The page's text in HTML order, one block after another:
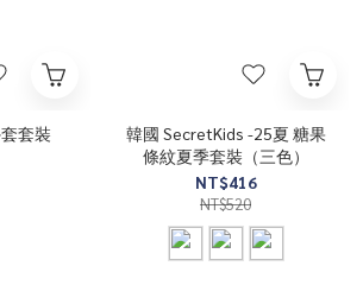
套裝
韓國 SecretKids -25夏 糖果
條紋夏季套裝（三色）
NT$416
NT$520